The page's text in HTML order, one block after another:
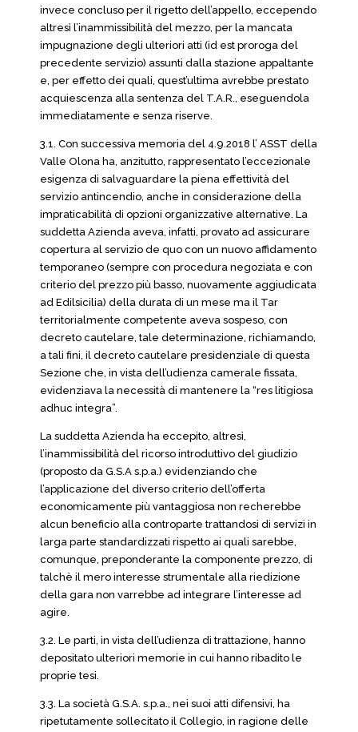
invece concluso per il rigetto dell’appello, eccependo
altresì l’inammissibilità del mezzo, per la mancata
impugnazione degli ulteriori atti (id est proroga del
precedente servizio) assunti dalla stazione appaltante
e, per effetto dei quali, quest’ultima avrebbe prestato
acquiescenza alla sentenza del T.A.R., eseguendola
immediatamente e senza riserve.
3.1. Con successiva memoria del 4.9.2018 l’ ASST della
Valle Olona ha, anzitutto, rappresentato l’eccezionale
esigenza di salvaguardare la piena effettività del
servizio antincendio, anche in considerazione della
impraticabilità di opzioni organizzative alternative. La
suddetta Azienda aveva, infatti, provato ad assicurare
copertura al servizio de quo con un nuovo affidamento
temporaneo (sempre con procedura negoziata e con
criterio del prezzo più basso, nuovamente aggiudicata
ad Edilsicilia) della durata di un mese ma il Tar
territorialmente competente aveva sospeso, con
decreto cautelare, tale determinazione, richiamando,
a tali fini, il decreto cautelare presidenziale di questa
Sezione che, in vista dell’udienza camerale fissata,
evidenziava la necessità di mantenere la “res litigiosa
adhuc integra”.
La suddetta Azienda ha eccepito, altresì,
l’inammissibilità del ricorso introduttivo del giudizio
(proposto da G.S.A s.p.a.) evidenziando che
l’applicazione del diverso criterio dell’offerta
economicamente più vantaggiosa non recherebbe
alcun beneficio alla controparte trattandosi di servizi in
larga parte standardizzati rispetto ai quali sarebbe,
comunque, preponderante la componente prezzo, di
talchè il mero interesse strumentale alla riedizione
della gara non varrebbe ad integrare l’interesse ad
agire.
3.2. Le parti, in vista dell’udienza di trattazione, hanno
depositato ulteriori memorie in cui hanno ribadito le
proprie tesi.
3.3. La società G.S.A. s.p.a., nei suoi atti difensivi, ha
ripetutamente sollecitato il Collegio, in ragione delle